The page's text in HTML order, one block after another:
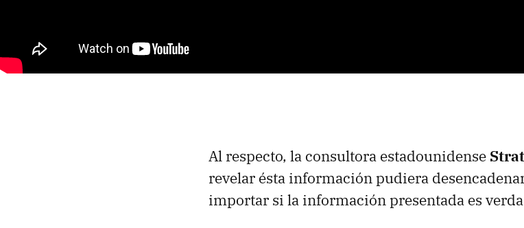
Al respecto, la consultora estadounidense
revelar ésta información pudiera
importar si la información presentada es